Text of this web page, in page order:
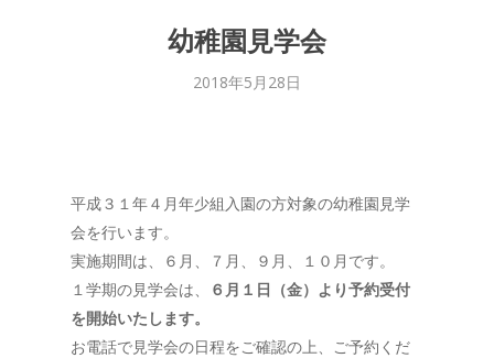
幼稚園見学会
2018年5月28日
平成３１年４月年少組入園の方対象の幼稚園見学
会を行います。
実施期間は、６月、７月、９月、１０月です。
１学期の見学会は、
６月１日（金）より予約受付
を開始いたします。
お電話で見学会の日程をご確認の上、ご予約くだ